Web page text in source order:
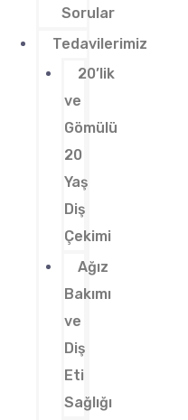
Sorular
Tedavilerimiz
20’lik
ve
Gömülü
20
Yaş
Diş
Çekimi
Ağız
Bakımı
ve
Diş
Eti
Sağlığı